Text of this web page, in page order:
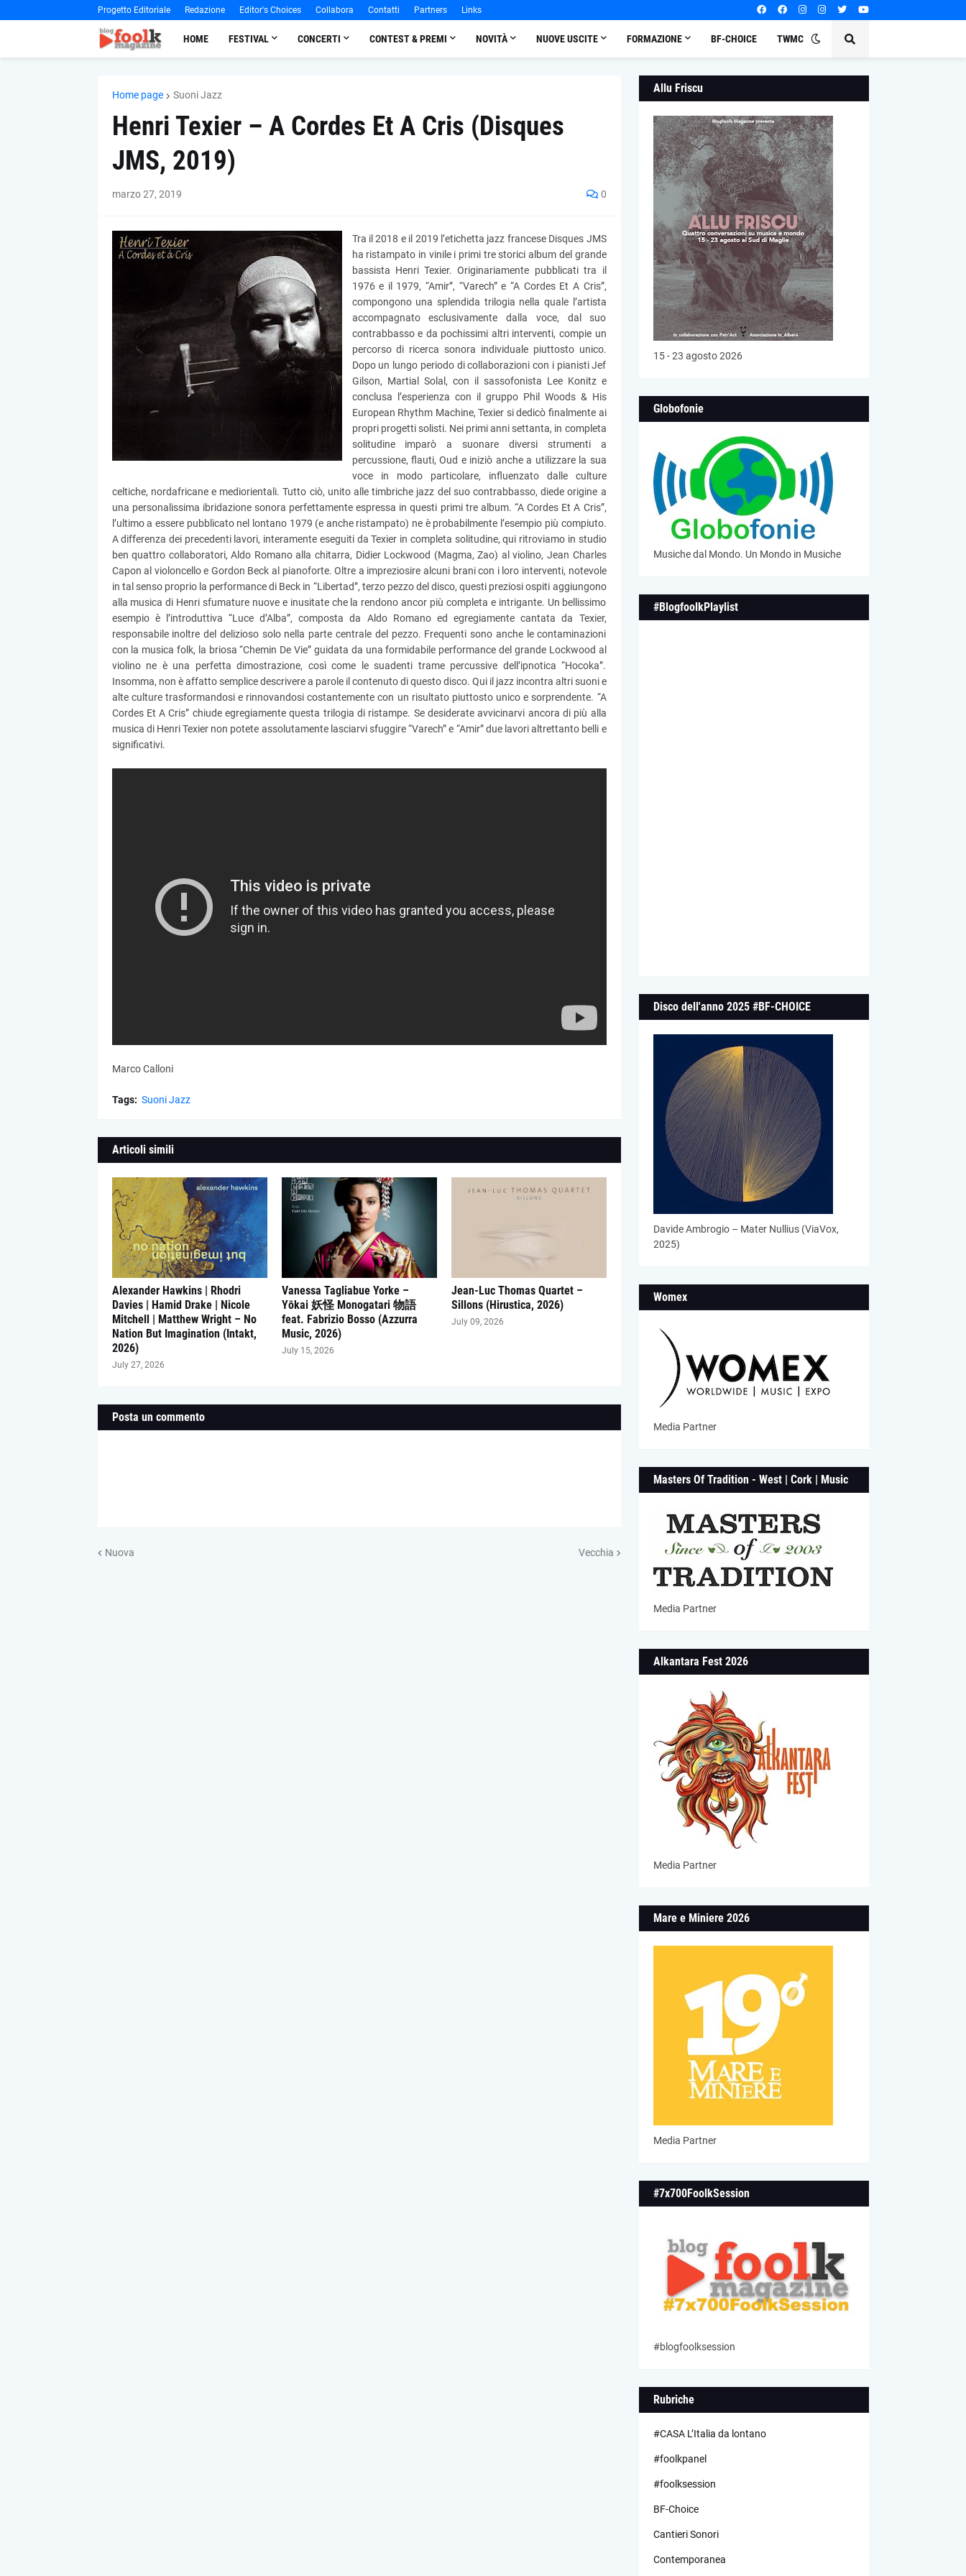
Progetto Editoriale Redazione Editor's Choices Collabora Contatti Partners Links
HOME FESTIVAL CONCERTI CONTEST & PREMI NOVITÀ NUOVE USCITE FORMAZIONE BF-CHOICE TWMC
Home page Suoni Jazz
Henri Texier – A Cordes Et A Cris (Disques
JMS, 2019)
marzo 27, 2019 0
Tra il 2018 e il 2019 l’etichetta jazz francese Disques JMS
ha ristampato in vinile i primi tre storici album del grande
bassista Henri Texier. Originariamente pubblicati tra il
1976 e il 1979, “Amir”, “Varech” e “A Cordes Et A Cris”,
compongono una splendida trilogia nella quale l’artista
accompagnato esclusivamente dalla voce, dal suo
contrabbasso e da pochissimi altri interventi, compie un
percorso di ricerca sonora individuale piuttosto unico.
Dopo un lungo periodo di collaborazioni con i pianisti Jef
Gilson, Martial Solal, con il sassofonista Lee Konitz e
conclusa l’esperienza con il gruppo Phil Woods & His
European Rhythm Machine, Texier si dedicò finalmente ai
propri progetti solisti. Nei primi anni settanta, in completa
solitudine imparò a suonare diversi strumenti a
percussione, flauti, Oud e iniziò anche a utilizzare la sua
voce in modo particolare, influenzato dalle culture
celtiche, nordafricane e mediorientali. Tutto ciò, unito alle timbriche jazz del suo contrabbasso, diede origine a
una personalissima ibridazione sonora perfettamente espressa in questi primi tre album. “A Cordes Et A Cris”,
l’ultimo a essere pubblicato nel lontano 1979 (e anche ristampato) ne è probabilmente l’esempio più compiuto.
A differenza dei precedenti lavori, interamente eseguiti da Texier in completa solitudine, qui ritroviamo in studio
ben quattro collaboratori, Aldo Romano alla chitarra, Didier Lockwood (Magma, Zao) al violino, Jean Charles
Capon al violoncello e Gordon Beck al pianoforte. Oltre a impreziosire alcuni brani con i loro interventi, notevole
in tal senso proprio la performance di Beck in “Libertad”, terzo pezzo del disco, questi preziosi ospiti aggiungono
alla musica di Henri sfumature nuove e inusitate che la rendono ancor più completa e intrigante. Un bellissimo
esempio è l’introduttiva “Luce d’Alba”, composta da Aldo Romano ed egregiamente cantata da Texier,
responsabile inoltre del delizioso solo nella parte centrale del pezzo. Frequenti sono anche le contaminazioni
con la musica folk, la briosa “Chemin De Vie” guidata da una formidabile performance del grande Lockwood al
violino ne è una perfetta dimostrazione, così come le suadenti trame percussive dell’ipnotica “Hocoka”.
Insomma, non è affatto semplice descrivere a parole il contenuto di questo disco. Qui il jazz incontra altri suoni e
alte culture trasformandosi e rinnovandosi costantemente con un risultato piuttosto unico e sorprendente. “A
Cordes Et A Cris” chiude egregiamente questa trilogia di ristampe. Se desiderate avvicinarvi ancora di più alla
musica di Henri Texier non potete assolutamente lasciarvi sfuggire “Varech” e “Amir” due lavori altrettanto belli e
significativi.
Marco Calloni
Tags: Suoni Jazz
Articoli simili
Alexander Hawkins | Rhodri
Davies | Hamid Drake | Nicole
Mitchell | Matthew Wright – No
Nation But Imagination (Intakt,
2026)
July 27, 2026
Vanessa Tagliabue Yorke –
Yōkai 妖怪 Monogatari 物語
feat. Fabrizio Bosso (Azzurra
Music, 2026)
July 15, 2026
Jean-Luc Thomas Quartet –
Sillons (Hirustica, 2026)
July 09, 2026
Posta un commento
Nuova Vecchia
Allu Friscu
15 - 23 agosto 2026
Globofonie
Musiche dal Mondo. Un Mondo in Musiche
#BlogfoolkPlaylist
Disco dell'anno 2025 #BF-CHOICE
Davide Ambrogio – Mater Nullius (ViaVox,
2025)
Womex
Media Partner
Masters Of Tradition - West | Cork | Music
Media Partner
Alkantara Fest 2026
Media Partner
Mare e Miniere 2026
Media Partner
#7x700FoolkSession
#blogfoolksession
Rubriche
#CASA L’Italia da lontano
#foolkpanel
#foolksession
BF-Choice
Cantieri Sonori
Contemporanea